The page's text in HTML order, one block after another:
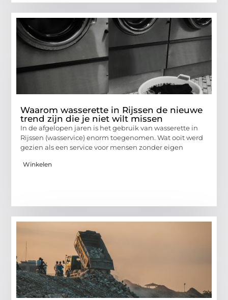
Waarom wasserette in Rijssen de nieuwe
trend zijn die je niet wilt missen
In de afgelopen jaren is het gebruik van wasserette in
Rijssen (wasservice) enorm toegenomen. Wat ooit werd
gezien als een service voor mensen zonder eigen
Winkelen